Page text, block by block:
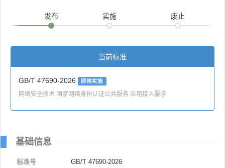
发布 实施 废止
当前标准
GB/T 47690-2026 即将实施
网络安全技术 国家网络身份认证公共服务 应用接入要求
基础信息
标准号
GB/T 47690-2026